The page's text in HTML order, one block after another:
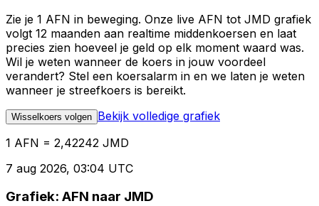
Zie je 1 AFN in beweging. Onze live AFN tot JMD grafiek
volgt 12 maanden aan realtime middenkoersen en laat
precies zien hoeveel je geld op elk moment waard was.
Wil je weten wanneer de koers in jouw voordeel
verandert? Stel een koersalarm in en we laten je weten
wanneer je streefkoers is bereikt.
Wisselkoers volgen Bekijk volledige grafiek
1 AFN = 2,42242 JMD
7 aug 2026, 03:04 UTC
Grafiek: AFN naar JMD